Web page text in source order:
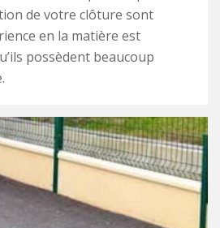
de votre clôture sont
en la matière est
possèdent beaucoup